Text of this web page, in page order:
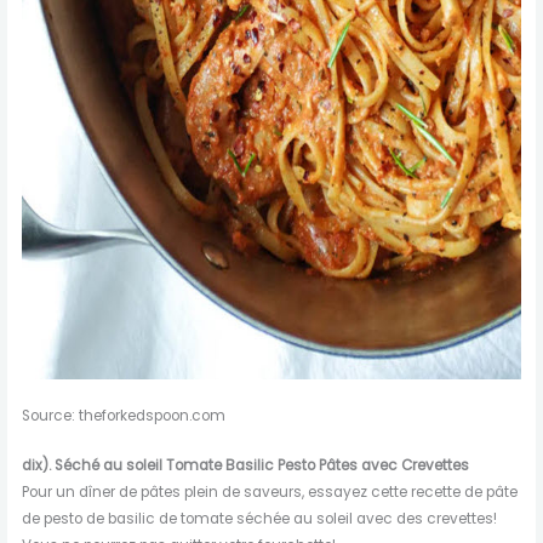
Source: theforkedspoon.com
dix).Séché au soleilTomate Basilic Pesto Pâtes avec Crevettes
Pour un dîner de pâtes plein de saveurs, essayez cette recette de pâte
de pesto de basilic de tomate séchée au soleil avec des crevettes!